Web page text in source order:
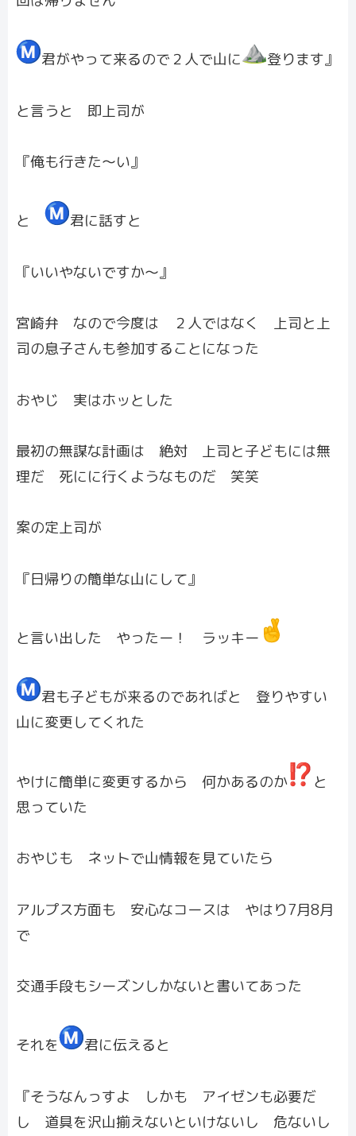
君がやって来るので２人で山に 登ります』
と言うと 即上司が
『俺も行きた〜い』
と 君に話すと
『いいやないですか〜』
宮崎弁 なので今度は ２人ではなく 上司と上
司の息子さんも参加することになった
おやじ 実はホッとした
最初の無謀な計画は 絶対 上司と子どもには無
理だ 死にに行くようなものだ 笑笑
案の定上司が
『日帰りの簡単な山にして』
と言い出した やったー！ ラッキー
君も子どもが来るのであればと 登りやすい
山に変更してくれた
やけに簡単に変更するから 何かあるのか
と
思っていた
おやじも ネットで山情報を見ていたら
アルプス方面も 安心なコースは やはり7月8月
で
交通手段もシーズンしかないと書いてあった
それを 君に伝えると
『そうなんっすよ しかも アイゼンも必要だ
し 道具を沢山揃えないといけないし 危ないし